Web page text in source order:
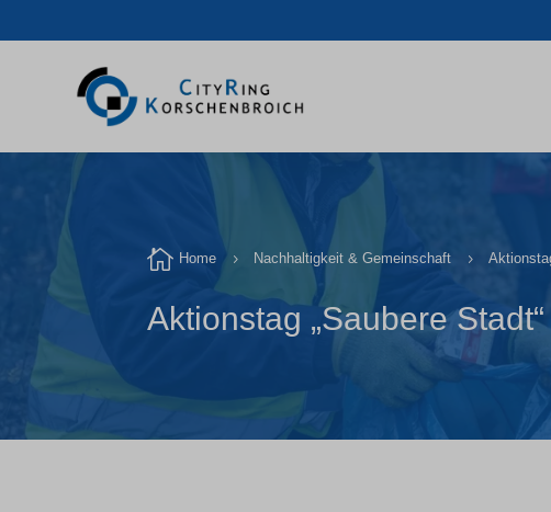
 Home 5 Nachhaltigkeit & Gemeinschaft 5
Aktionstag „Saubere